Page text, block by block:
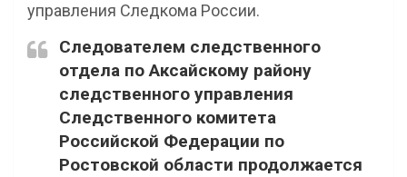
управления Следкома России.
Следователем следственного
отдела по Аксайскому району
следственного управления
Следственного комитета
Российской Федерации по
Ростовской области продолжается